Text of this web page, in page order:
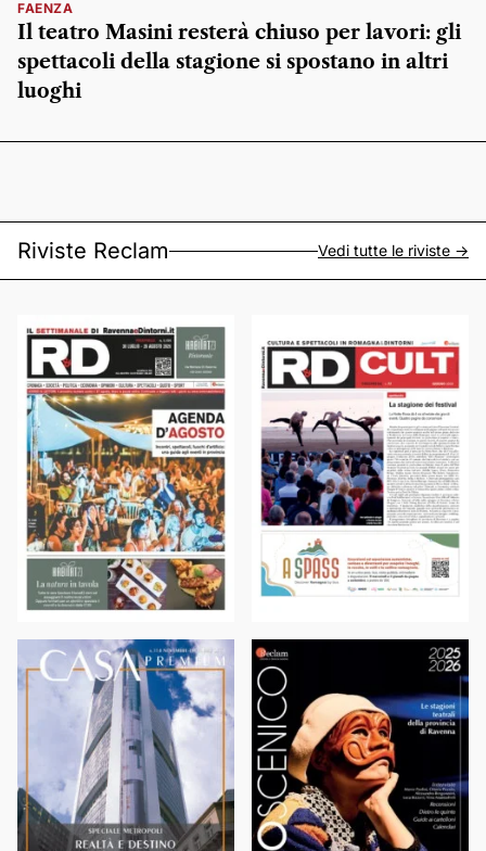
FAENZA
Il teatro Masini resterà chiuso per lavori: gli
spettacoli della stagione si spostano in altri
luoghi
Riviste Reclam Vedi tutte le riviste ->